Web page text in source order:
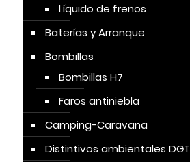
Líquido de frenos
Baterías y Arranque
Bombillas
Bombillas H7
Faros antiniebla
Camping-Caravana
Distintivos ambientales DGT